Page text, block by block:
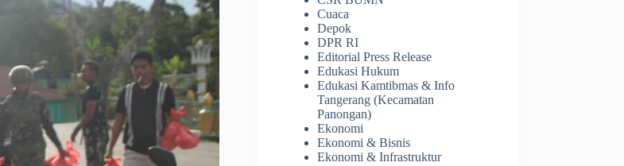
Cuaca
Depok
DPR RI
Editorial Press Release
Edukasi Hukum
Edukasi Kamtibmas & Info
Tangerang (Kecamatan
Panongan)
Ekonomi
Ekonomi & Bisnis
Ekonomi & Infrastruktur